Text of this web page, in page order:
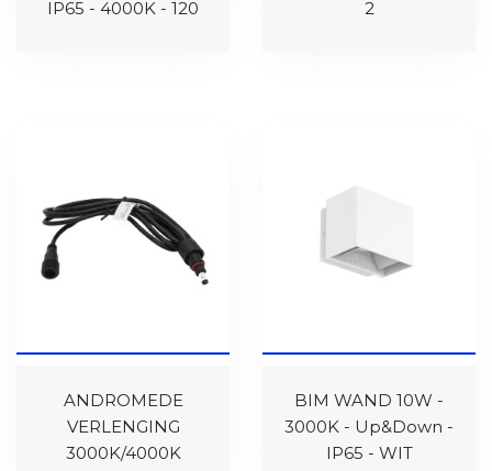
IP65 - 4000K - 120
2
ANDROMEDE
VERLENGING
3000K/4000K
BIM WAND 10W -
3000K - Up&Down -
IP65 - WIT